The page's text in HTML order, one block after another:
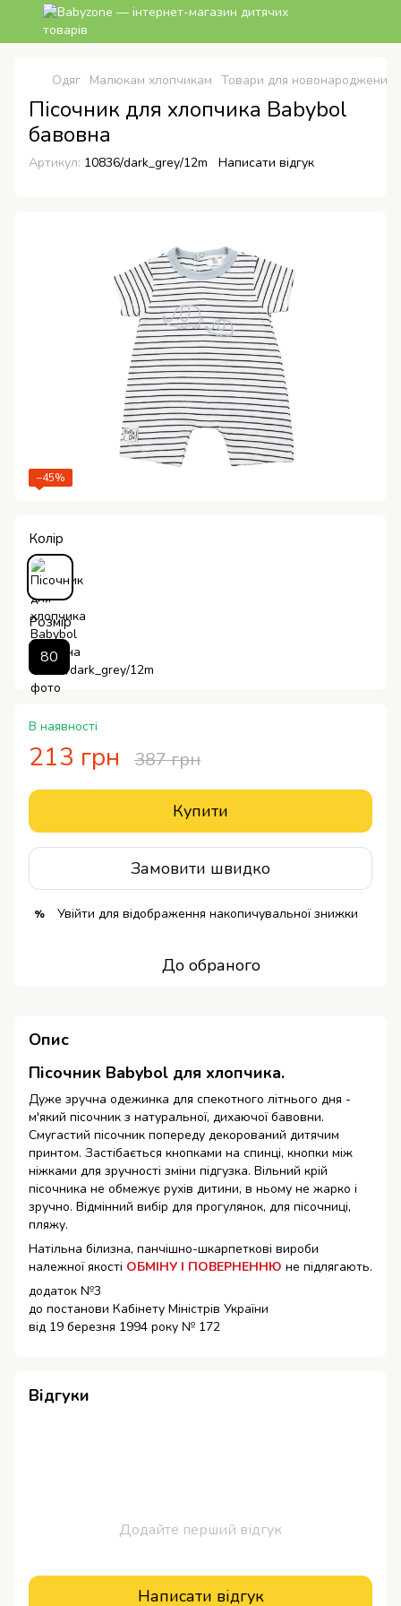
Одяг Малюкам хлопчикам Товари для новонароджених
Пісочник для хлопчика Babybol
бавовна
Артикул: 10836/dark_grey/12m Написати відгук
−45%
Колір
Розмір
80
В наявності
213 грн 387 грн
Купити
Замовити швидко
% Увійти для відображення накопичувальної знижки
До обраного
Опис
Пісочник Babybol для хлопчика.
Дуже зручна одежинка для спекотного літнього дня -
м'який пісочник з натуральної, дихаючої бавовни.
Смугастий пісочник попереду декорований дитячим
принтом. Застібається кнопками на спинці, кнопки між
ніжками для зручності зміни підгузка. Вільний крій
пісочника не обмежує рухів дитини, в ньому не жарко і
зручно. Відмінний вибір для прогулянок, для пісочниці,
пляжу.
Натільна білизна, панчішно-шкарпеткові вироби
належної якості ОБМІНУ І ПОВЕРНЕННЮ не підлягають.
додаток №3
до постанови Кабінету Міністрів України
від 19 березня 1994 року № 172
Відгуки
Додайте перший відгук
Написати відгук